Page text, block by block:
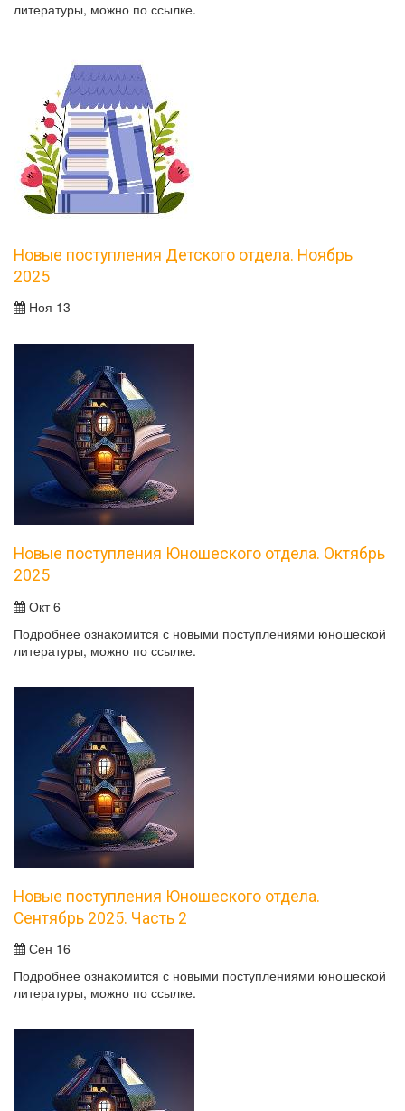
литературы, можно по ссылке.
Новые поступления Детского отдела. Ноябрь
2025
Ноя 13
Новые поступления Юношеского отдела. Октябрь
2025
Окт 6
Подробнее ознакомится с новыми поступлениями юношеской
литературы, можно по ссылке.
Новые поступления Юношеского отдела.
Сентябрь 2025. Часть 2
Сен 16
Подробнее ознакомится с новыми поступлениями юношеской
литературы, можно по ссылке.